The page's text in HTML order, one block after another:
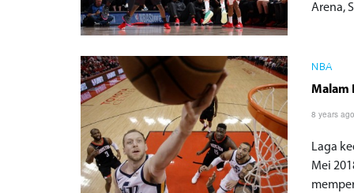
Arena,
NBA
Malam
8 years
Laga
Mei